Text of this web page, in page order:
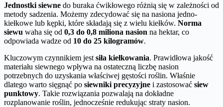
Jednostki siewne do buraka ćwikłowego różnią się w zależności od
metody sadzenia. Możemy zdecydować się na nasiona jedno­
kiełkowe lub kępki, które składają się z wielu kiełków. Norma
siewu waha się od 0,3 do 0,8 miliona nasion na hektar, co
odpowiada wadze od 10 do 25 kilogramów.
Kluczowym czynnikiem jest siła kiełkowania. Prawidłowa jakość
materiału siewnego wpływa na ostateczną liczbę nasion
potrzebnych do uzyskania właściwej gęstości roślin. Właśnie
dlatego warto sięgnąć po siewniki precyzyjne i zastosować siew
punktowy. Takie rozwiązania pozwalają na dokładne
rozplanowanie roślin, jednocześnie redukując straty nasion.